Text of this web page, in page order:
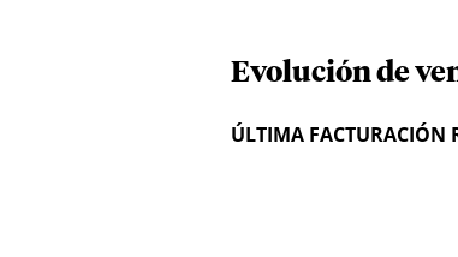
Evolución de
ÚLTIMA FACTURACIÓN